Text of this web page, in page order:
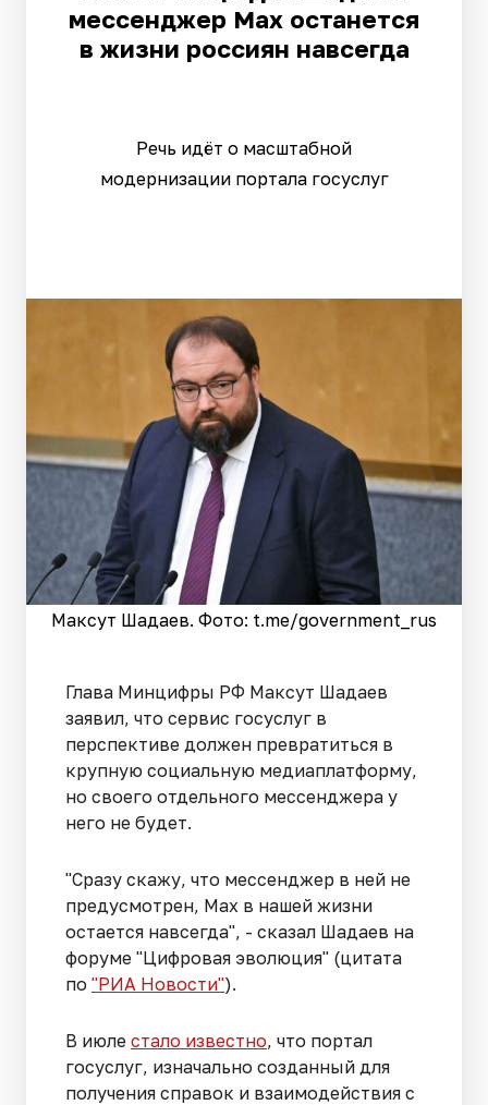
мессенджер Max останется
в жизни россиян навсегда
Речь идёт о масштабной
модернизации портала госуслуг
Максут Шадаев. Фото: t.me/government_rus
Глава Минцифры РФ Максут Шадаев
заявил, что сервис госуслуг в
перспективе должен превратиться в
крупную социальную медиаплатформу,
но своего отдельного мессенджера у
него не будет.
"Сразу скажу, что мессенджер в ней не
предусмотрен, Max в нашей жизни
остается навсегда", - сказал Шадаев на
форуме "Цифровая эволюция" (цитата
по "РИА Новости").
В июле стало известно, что портал
госуслуг, изначально созданный для
получения справок и взаимодействия с